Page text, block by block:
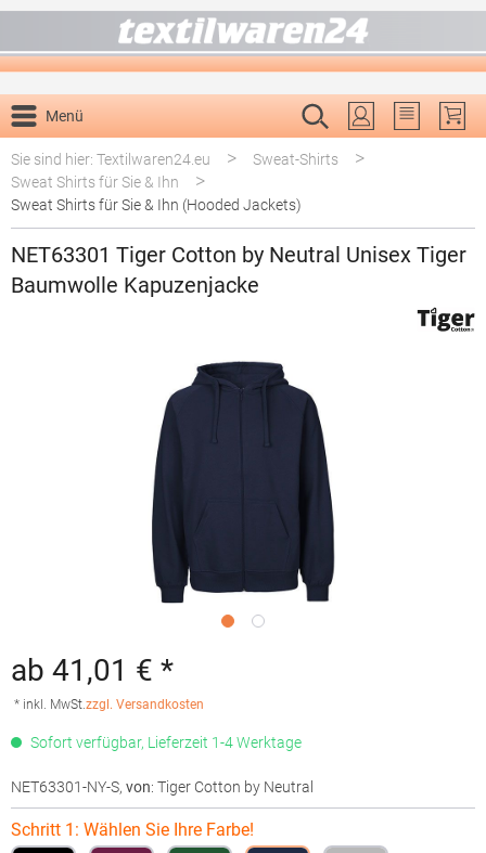
Menü
Du hast 0
Sie sind hier: Textilwaren24.eu
> Sweat-Shirts >
Sweat Shirts für Sie & Ihn >
Sweat Shirts für Sie & Ihn (Hooded Jackets)
NET63301 Tiger Cotton by Neutral Unisex Tiger
Baumwolle Kapuzenjacke
ab 41,01 € *
* inkl. MwSt.zzgl. Versandkosten
Sofort verfügbar, Lieferzeit 1-4 Werktage
NET63301-NY-S, von: Tiger Cotton by Neutral
Schritt 1: Wählen Sie Ihre Farbe!